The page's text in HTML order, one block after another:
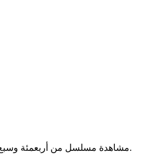
مشاهدة مسلسل من أربعمئة وسبع وعشرين حلقة، متوسط زمن الحلقة يترواح بين أربعين وخمس وأربعين دقيقة، ليست سهلة ومتيسرة لمن هم في شغل دائم.